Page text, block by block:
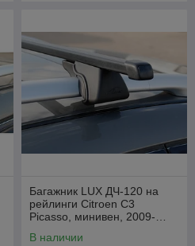
Багажник LUX ДЧ-120 на
рейлинги Citroen C3
Picasso, минивен, 2009-…
В наличии